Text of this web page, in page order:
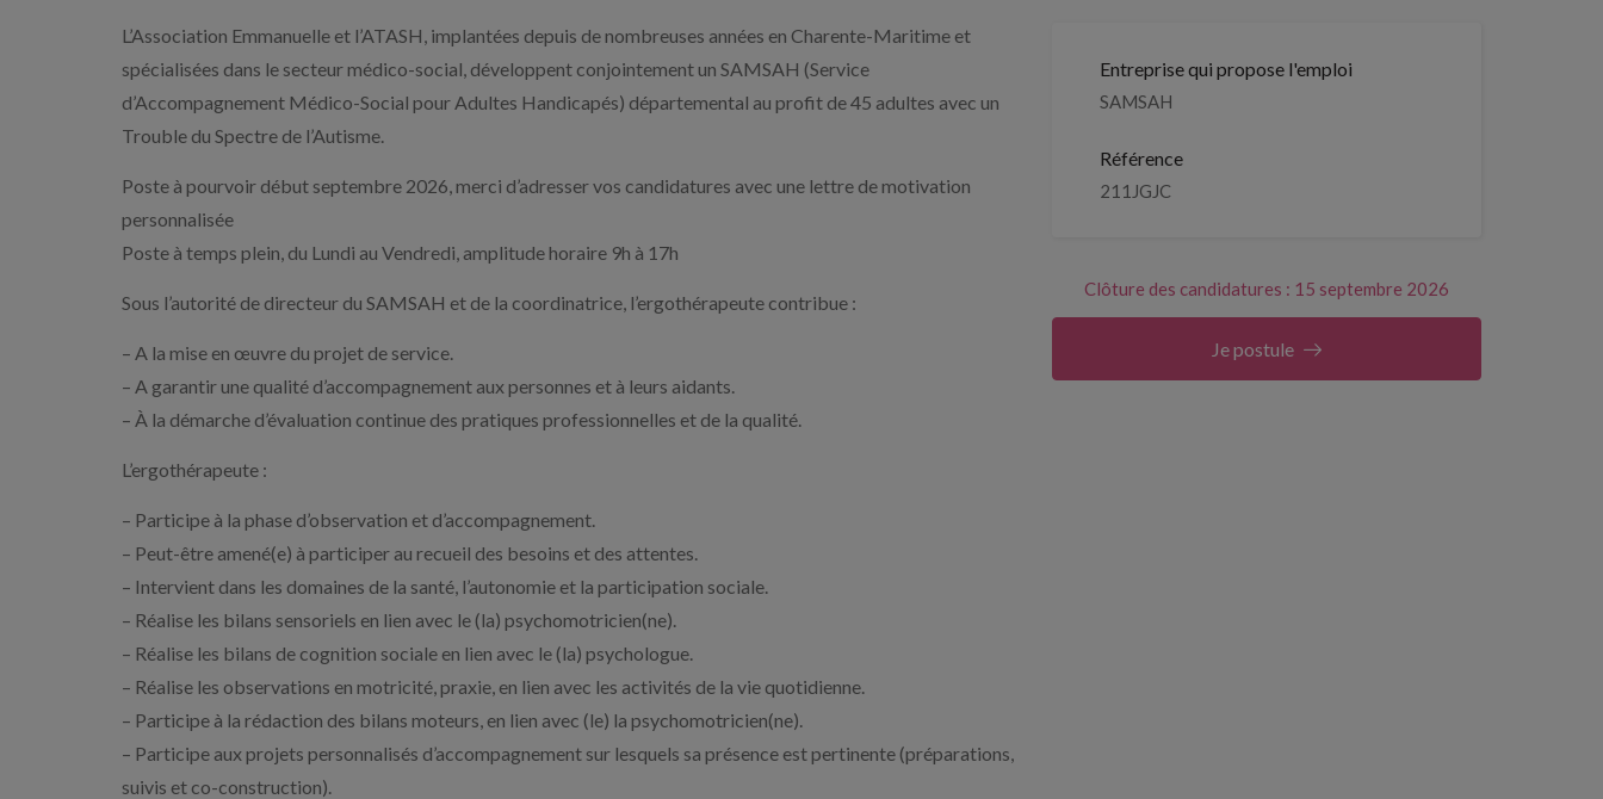
L’Association Emmanuelle et l’ATASH, implantées depuis de nombreuses années en Charente-Maritime et
spécialisées dans le secteur médico-social, développent conjointement un SAMSAH (Service
d’Accompagnement Médico-Social pour Adultes Handicapés) départemental au profit de 45 adultes avec un
Trouble du Spectre de l’Autisme.
Poste à pourvoir début septembre 2026, merci d’adresser vos candidatures avec une lettre de motivation
personnalisée
Poste à temps plein, du Lundi au Vendredi, amplitude horaire 9h à 17h
Sous l’autorité de directeur du SAMSAH et de la coordinatrice, l’ergothérapeute contribue :
– A la mise en œuvre du projet de service.
– A garantir une qualité d’accompagnement aux personnes et à leurs aidants.
– À la démarche d’évaluation continue des pratiques professionnelles et de la qualité.
L’ergothérapeute :
– Participe à la phase d’observation et d’accompagnement.
– Peut-être amené(e) à participer au recueil des besoins et des attentes.
– Intervient dans les domaines de la santé, l’autonomie et la participation sociale.
– Réalise les bilans sensoriels en lien avec le (la) psychomotricien(ne).
– Réalise les bilans de cognition sociale en lien avec le (la) psychologue.
– Réalise les observations en motricité, praxie, en lien avec les activités de la vie quotidienne.
– Participe à la rédaction des bilans moteurs, en lien avec (le) la psychomotricien(ne).
– Participe aux projets personnalisés d’accompagnement sur lesquels sa présence est pertinente (préparations,
suivis et co-construction).
Entreprise qui propose l'emploi
SAMSAH
Référence
211JGJC
Clôture des candidatures : 15 septembre 2026
Je postule